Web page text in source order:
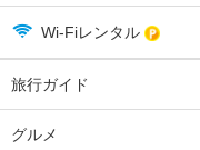
Wi-Fiレンタル
旅行ガイド
グルメ